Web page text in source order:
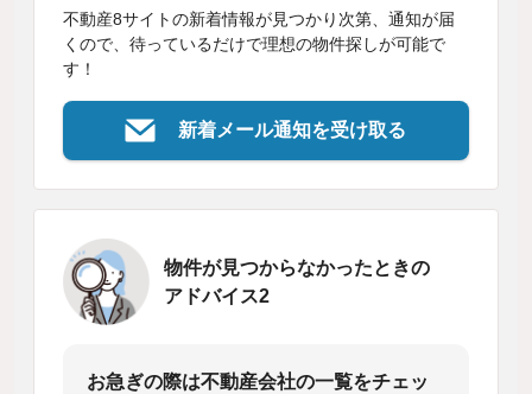
不動産8サイトの新着情報が見つかり次第、通知が届
くので、待っているだけで理想の物件探しが可能で
す！
新着メール通知を受け取る
物件が見つからなかったときの
アドバイス2
お急ぎの際は不動産会社の一覧をチェッ